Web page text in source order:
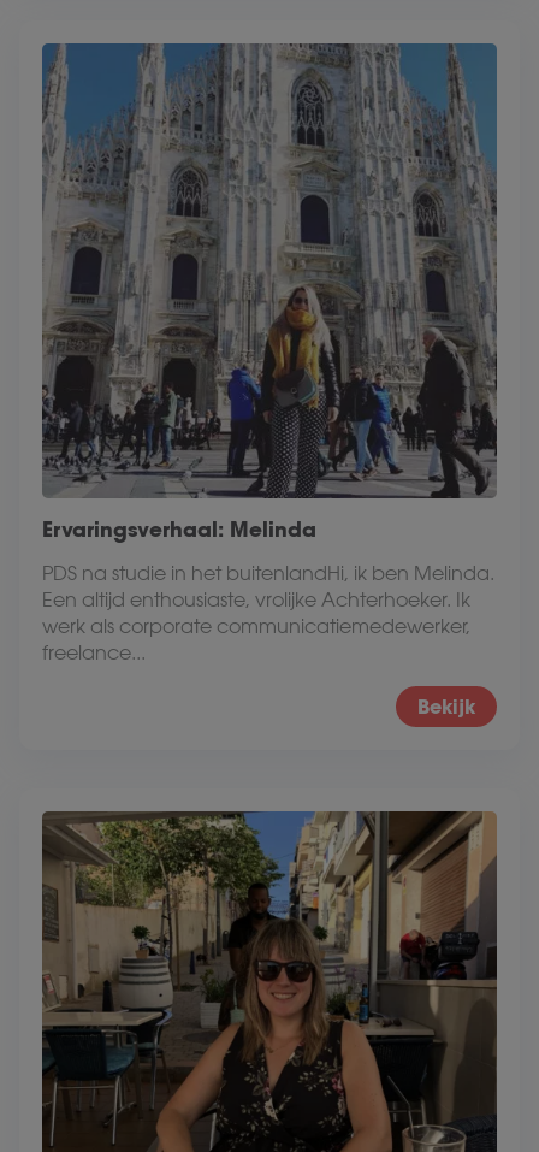
Ervaringsverhaal: Melinda
PDS na studie in het buitenlandHi, ik ben Melinda.
Een altijd enthousiaste, vrolijke Achterhoeker. Ik
werk als corporate communicatiemedewerker,
freelance...
Bekijk